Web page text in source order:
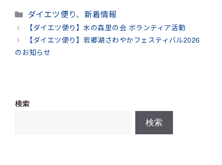
カ
テ
ゴ
リ
ダイエツ便り、 新着情報
【ダイエツ便り】水の森里の会 ボランティア活動
【ダイエツ便り】若郷湖さわやかフェスティバル2026
のお知らせ
検索
検索